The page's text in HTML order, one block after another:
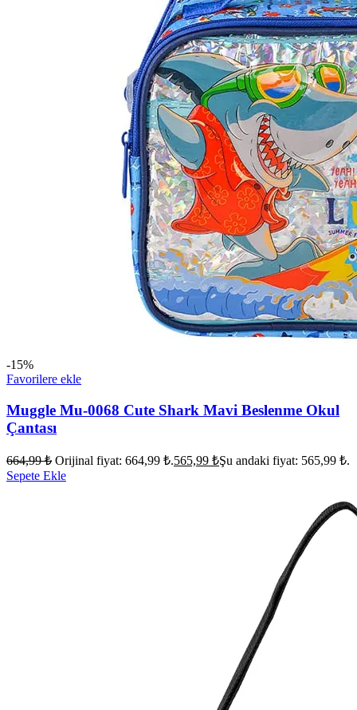
-15%
Favorilere ekle
Muggle Mu-0068 Cute Shark Mavi Beslenme Okul
Çantası
664,99₺ Orijinal fiyat: 664,99 ₺.565,99 ₺Şu andaki fiyat: 565,99 ₺.
Sepete Ekle